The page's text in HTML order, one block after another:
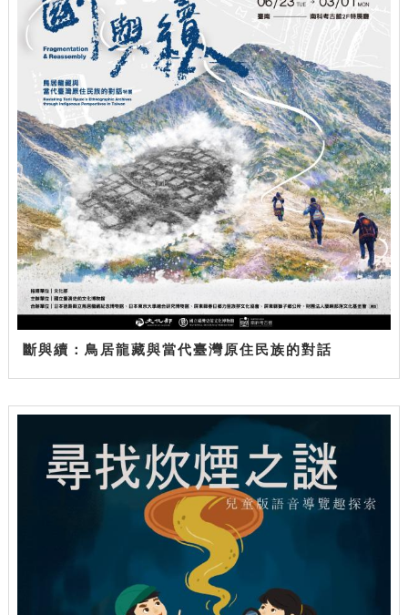
斷與續：鳥居龍藏與當代臺灣原住民族的對話